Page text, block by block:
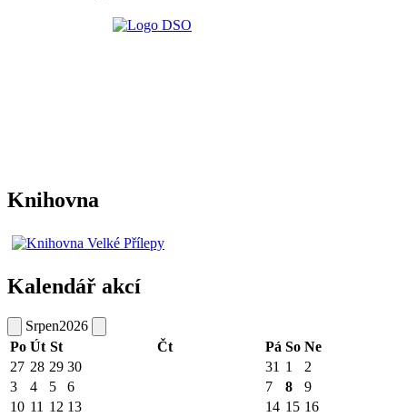
Knihovna
Kalendář akcí
Srpen2026
Po Út St Čt Pá So Ne
27 28 29 30 31 1
2
3
4 5 6 7 8
9
10 11 12 13 14 15 16